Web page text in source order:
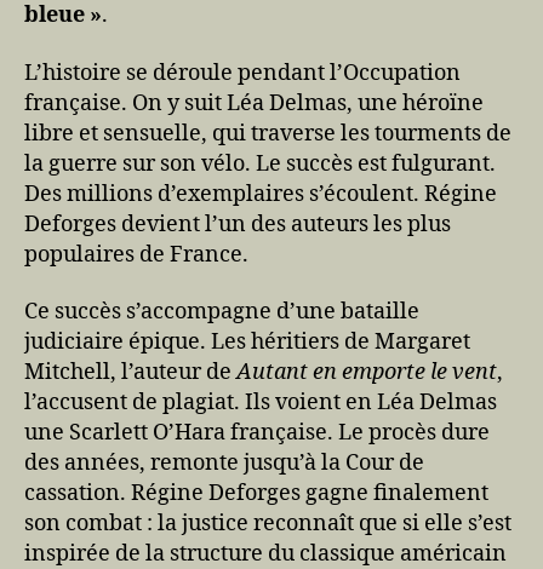
bleue ».
L’histoire se déroule pendant l’Occupation
française. On y suit Léa Delmas, une héroïne
libre et sensuelle, qui traverse les tourments de
la guerre sur son vélo. Le succès est fulgurant.
Des millions d’exemplaires s’écoulent. Régine
Deforges devient l’un des auteurs les plus
populaires de France.
Ce succès s’accompagne d’une bataille
judiciaire épique. Les héritiers de Margaret
Mitchell, l’auteur deAutant en emporte le vent,
l’accusent de plagiat. Ils voient en Léa Delmas
une Scarlett O’Hara française. Le procès dure
des années, remonte jusqu’à la Cour de
cassation. Régine Deforges gagne finalement
son combat : la justice reconnaît que si elle s’est
inspirée de la structure du classique américain